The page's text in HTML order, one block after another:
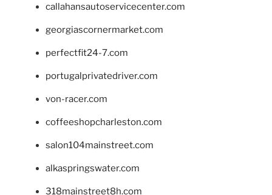
callahansautoservicecenter.com
georgiascornermarket.com
perfectfit24-7.com
portugalprivatedriver.com
von-racer.com
coffeeshopcharleston.com
salon104mainstreet.com
alkaspringswater.com
318mainstreet8h.com